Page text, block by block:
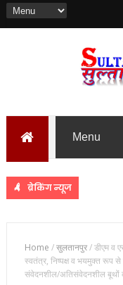
ब्रेकिंग न्यूज
Home /सुलतानपुर/डीएम व
स्वतंत्र, निष्पक्ष व भयमुक्त रूप
संवेदनशील/अतिसंवेदनशील बूथों